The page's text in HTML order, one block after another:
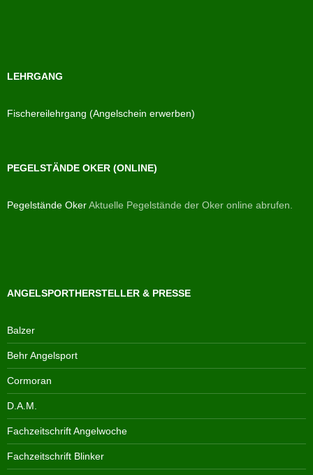
LEHRGANG
Fischereilehrgang (Angelschein erwerben)
PEGELSTÄNDE OKER (ONLINE)
Pegelstände OkerAktuelle Pegelstände der Oker online abrufen.
ANGELSPORTHERSTELLER & PRESSE
Balzer
Behr Angelsport
Cormoran
D.A.M.
Fachzeitschrift Angelwoche
Fachzeitschrift Blinker